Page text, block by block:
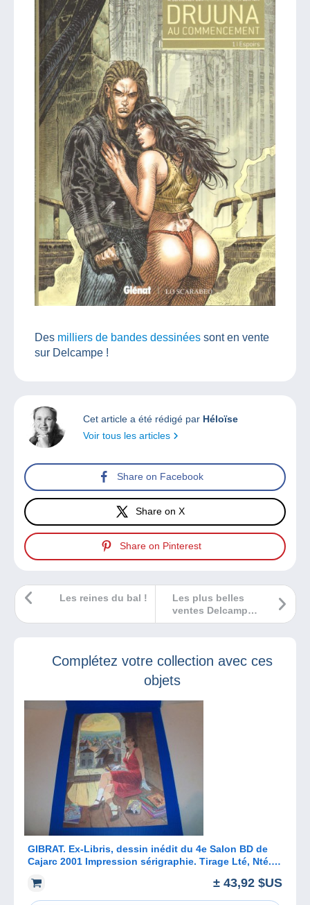
Des milliers de bandes dessinées sont en vente
sur Delcampe !
Cet article a été rédigé par Héloïse
Voir tous les articles
Share on Facebook
Share on X
Share on Pinterest
Les plus belles
ventes Delcampe
février 2023
Les reines du bal !
Complétez votre collection avec ces
objets
GIBRAT. Ex-Libris, dessin inédit du 4e Salon BD de
Cajarc 2001 Impression sérigraphie. Tirage Lté, Nté.
± 43,92 $US